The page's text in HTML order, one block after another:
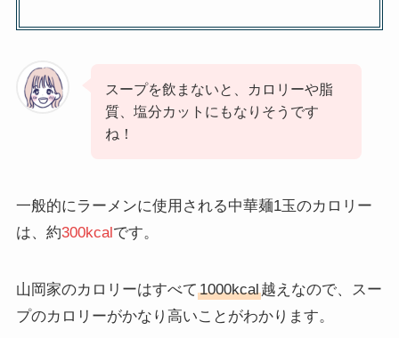
スープを飲まないと、カロリーや脂
質、塩分カットにもなりそうです
ね！
一般的にラーメンに使用される中華麺1玉のカロリー
は、約300kcalです。
山岡家のカロリーはすべて 1000kcal越えなので、スー
プのカロリーがかなり高いことがわかります。